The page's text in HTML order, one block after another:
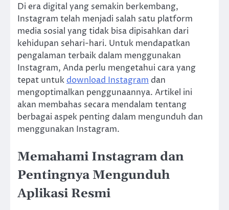
Di era digital yang semakin berkembang,
Instagram telah menjadi salah satu platform
media sosial yang tidak bisa dipisahkan dari
kehidupan sehari-hari. Untuk mendapatkan
pengalaman terbaik dalam menggunakan
Instagram, Anda perlu mengetahui cara yang
tepat untuk download Instagram dan
mengoptimalkan penggunaannya. Artikel ini
akan membahas secara mendalam tentang
berbagai aspek penting dalam mengunduh dan
menggunakan Instagram.
Memahami Instagram dan
Pentingnya Mengunduh
Aplikasi Resmi